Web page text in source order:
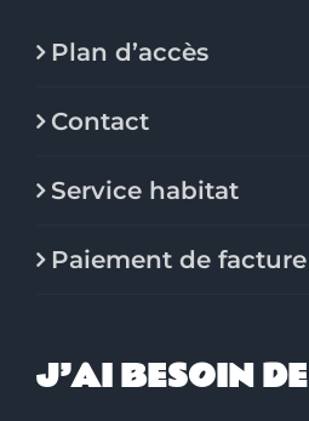
Plan d’accès
Contact
Service habitat
Paiement de facture
J’AI BESOIN DE